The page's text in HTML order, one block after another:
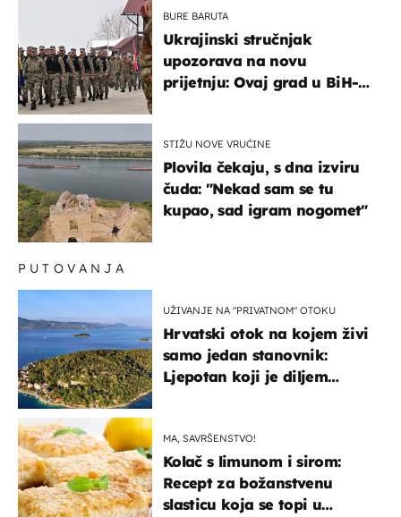
BURE BARUTA
Ukrajinski stručnjak
upozorava na novu
prijetnju: Ovaj grad u BiH-u
STIŽU NOVE VRUĆINE
Plovila čekaju, s dna izviru
čuda: "Nekad sam se tu
kupao, sad igram nogomet"
PUTOVANJA
UŽIVANJE NA "PRIVATNOM" OTOKU
Hrvatski otok na kojem živi
samo jedan stanovnik:
Ljepotan koji je diljem
MA, SAVRŠENSTVO!
Kolač s limunom i sirom:
Recept za božanstvenu
slasticu koja se topi u